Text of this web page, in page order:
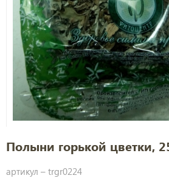
Полыни горькой цветки,
артикул – trgr0224